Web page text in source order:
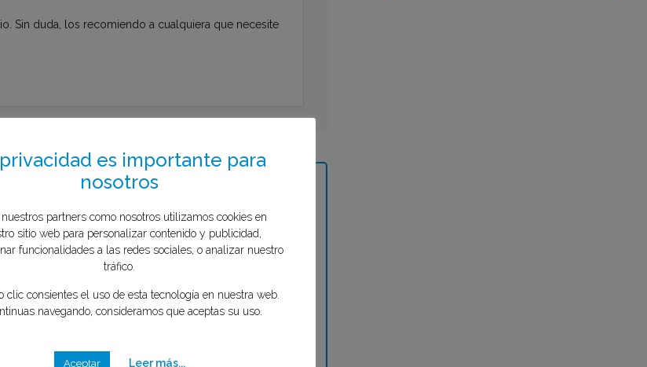
Sin duda, los recomiendo a cualquiera que necesite
de 1 minuto
3
privacidad es importante para
nuestros partners como nosotros utilizamos cookies en
sitio web para personalizar contenido y publicidad,
funcionalidades a las redes sociales, o analizar nuestro
clic consientes el uso de esta tecnología en nuestra web.
caso quieres investigar?*